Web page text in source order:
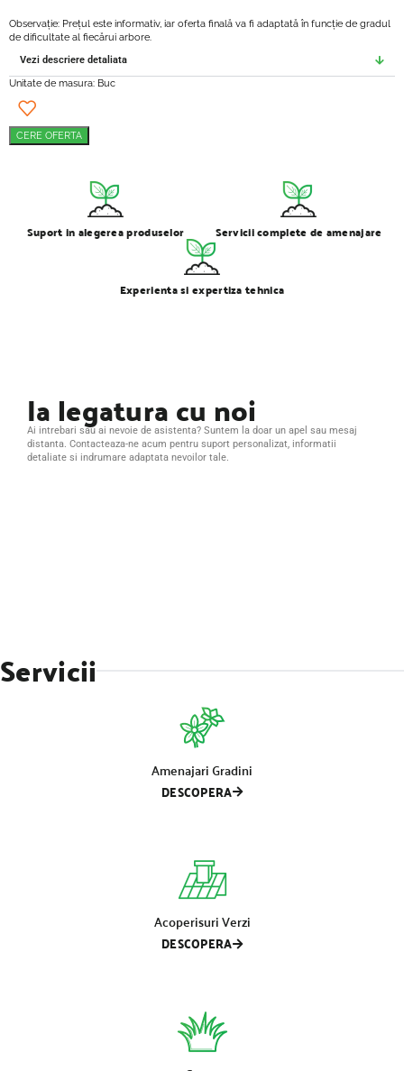
Observație: Prețul este informativ, iar oferta finală va fi adaptată în funcție de gradul
de dificultate al fiecărui arbore.
Vezi descriere detaliata
Unitate de masura: Buc
CERE OFERTA
Suport in alegerea produselor Servicii complete de amenajare
Experienta si expertiza tehnica
Ia legatura cu noi
Ai intrebari sau ai nevoie de asistenta? Suntem la doar un apel sau mesaj
distanta. Contacteaza-ne acum pentru suport personalizat, informatii
detaliate si indrumare adaptata nevoilor tale.
Servicii
Amenajari Gradini
DESCOPERA
Acoperisuri Verzi
DESCOPERA